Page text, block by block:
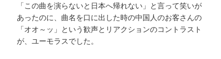
「この曲を演らないと日本へ帰れない」と言って笑いが
あったのに、曲名を口に出した時の中国人のお客さんの
「オオ～ッ」という歓声とリアクションのコントラスト
が、ユーモラスでした。